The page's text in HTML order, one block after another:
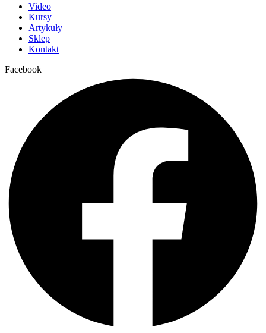
Video
Kursy
Artykuły
Sklep
Kontakt
Facebook